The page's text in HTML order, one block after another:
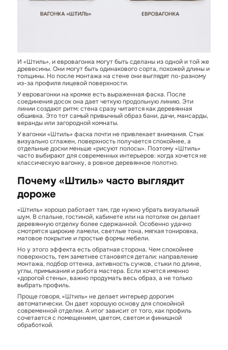
И «Штиль», и евровагонка могут быть сделаны из одной и той же
древесины. Они могут быть одинакового сорта, похожей длины и
толщины. Но после монтажа на стене они выглядят по-разному
из-за профиля лицевой поверхности.
У евровагонки на кромке есть выраженная фаска. После
соединения досок она дает четкую продольную линию. Эти
линии создают ритм: стена сразу читается как деревянная
обшивка. Это тот самый привычный образ бани, дачи, мансарды,
веранды или загородной комнаты.
У вагонки «Штиль» фаска почти не привлекает внимания. Стык
визуально сглажен, поверхность получается спокойнее, а
отдельные доски меньше «рисуют полосы». Поэтому «Штиль»
часто выбирают для современных интерьеров: когда хочется не
классическую вагонку, а ровное деревянное полотно.
Почему «Штиль» часто выглядит
дороже
«Штиль» хорошо работает там, где нужно убрать визуальный
шум. В спальне, гостиной, кабинете или на потолке он делает
деревянную отделку более сдержанной. Особенно удачно
смотрятся широкие ламели, светлые тона, мягкая тонировка,
матовое покрытие и простые формы мебели.
Но у этого эффекта есть обратная сторона. Чем спокойнее
поверхность, тем заметнее становятся детали: направление
монтажа, подбор оттенка, активность сучков, стыки по длине,
углы, примыкания и работа мастера. Если хочется именно
«дорогой стены», важно продумать весь образ, а не только
выбрать профиль.
Проще говоря, «Штиль» не делает интерьер дорогим
автоматически. Он дает хорошую основу для спокойной
современной отделки. А итог зависит от того, как профиль
сочетается с помещением, цветом, светом и финишной
обработкой.